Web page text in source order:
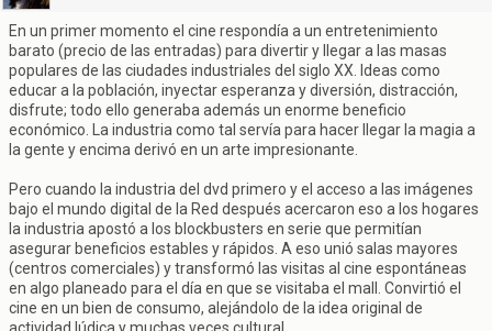
En un primer momento el cine respondía a un entretenimiento
barato (precio de las entradas) para divertir y llegar a las masas
populares de las ciudades industriales del siglo XX. Ideas como
educar a la población, inyectar esperanza y diversión, distracción,
disfrute; todo ello generaba además un enorme beneficio
económico. La industria como tal servía para hacer llegar la magia a
la gente y encima derivó en un arte impresionante.
Pero cuando la industria del dvd primero y el acceso a las imágenes
bajo el mundo digital de la Red después acercaron eso a los hogares
la industria apostó a los blockbusters en serie que permitían
asegurar beneficios estables y rápidos. A eso unió salas mayores
(centros comerciales) y transformó las visitas al cine espontáneas
en algo planeado para el día en que se visitaba el mall. Convirtió el
cine en un bien de consumo, alejándolo de la idea original de